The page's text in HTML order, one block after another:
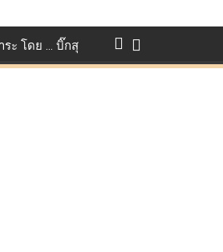
ระ โดย … บิ๊กสุ